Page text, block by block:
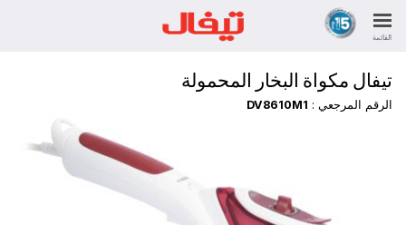
القائمة
تيفال مكواة البخار المحمولة
الرقم المرجعي : DV8610M1